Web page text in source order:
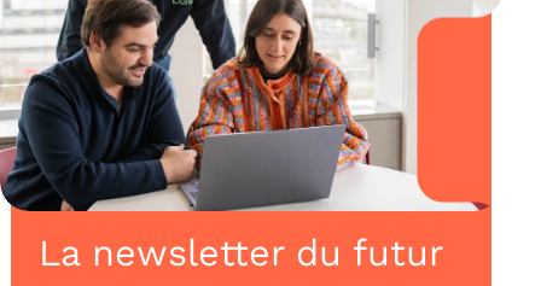
La newsletter du futur